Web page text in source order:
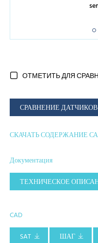
ОТМЕТИТЬ ДЛЯ
СРАВНЕНИЕ ДАТЧИКОВ
СКАЧАТЬ СОДЕРЖАНИЕ
Документация
ТЕХНИЧЕСКОЕ
CAD
SAT
ШАГ